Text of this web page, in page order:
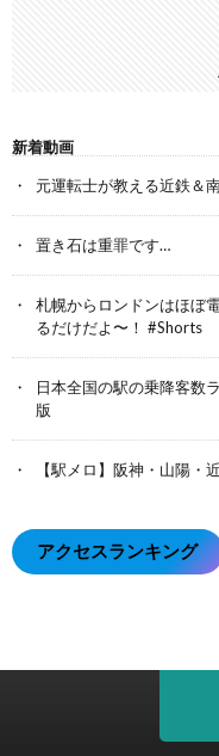
新着動画
元運転士が教える近鉄＆
置き石は重罪です…
札幌からロンドンはほぼ
るだけだよ〜！ #Shorts
日本全国の駅の乗降客数
版
【駅メロ】阪神・山陽・
アクセスランキング